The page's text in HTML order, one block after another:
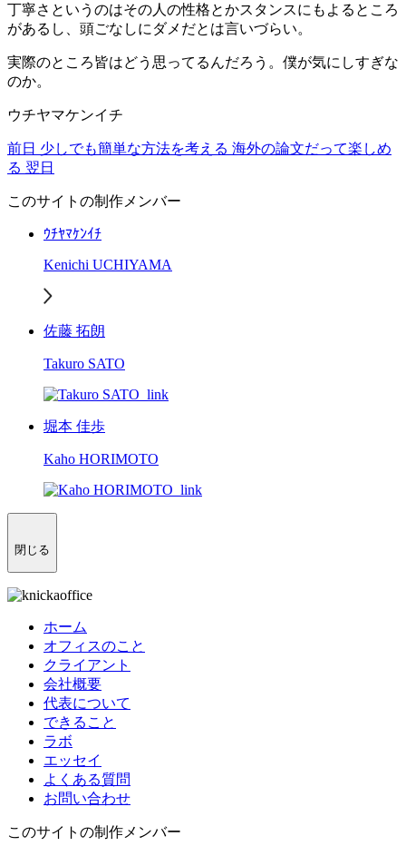
丁寧さというのはその人の性格とかスタンスにもよるところ
があるし、頭ごなしにダメだとは言いづらい。
実際のところ皆はどう思ってるんだろう。僕が気にしすぎな
のか。
ウチヤマケンイチ
前日 少しでも簡単な方法を考える 海外の論文だって楽しめ
る 翌日
このサイトの制作メンバー
ｳﾁﾔﾏｹﾝｲﾁ
Kenichi UCHIYAMA
佐藤 拓朗
Takuro SATO
堀本 佳歩
Kaho HORIMOTO
閉じる
ホーム
オフィスのこと
クライアント
会社概要
代表について
できること
ラボ
エッセイ
よくある質問
お問い合わせ
このサイトの制作メンバー